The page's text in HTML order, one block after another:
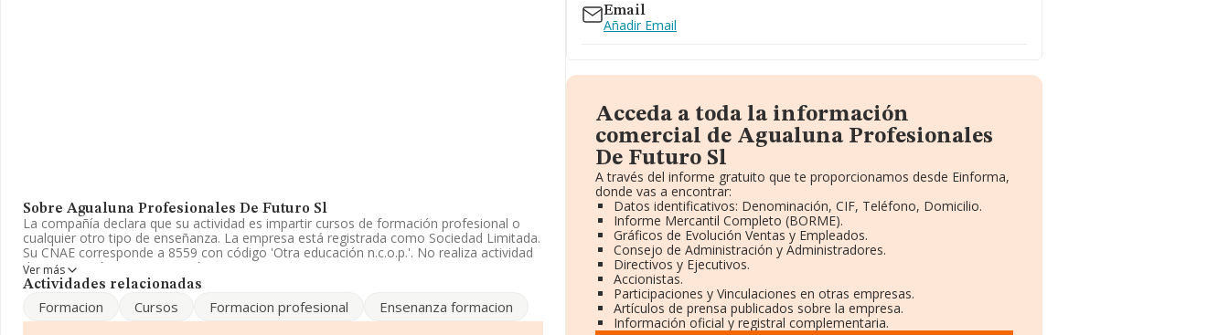
Sobre Agualuna Profesionales De Futuro Sl
La compañía declara que su actividad es impartir cursos de formación profesional o
cualquier otro tipo de enseñanza. La empresa está registrada como Sociedad Limitada.
Su CNAE corresponde a 8559 con código 'Otra educación n.c.o.p.'. No realiza actividad
de importación y/o exportación.
información a disposición de INFORMA, ha contado con un número de empleados
inferior a la media de sector.
Ver más
Actividades relacionadas
Formacion Cursos Formacion profesional Ensenanza formacion
Email
Añadir Email
Acceda a toda la información
comercial de Agualuna Profesionales
De Futuro Sl
A través del informe gratuito que te proporcionamos desde Einforma,
donde vas a encontrar:
Datos identificativos: Denominación, CIF, Teléfono, Domicilio.
Informe Mercantil Completo (BORME).
Gráficos de Evolución Ventas y Empleados.
Consejo de Administración y Administradores.
Directivos y Ejecutivos.
Accionistas.
Participaciones y Vinculaciones en otras empresas.
Artículos de prensa publicados sobre la empresa.
Información oficial y registral complementaria.